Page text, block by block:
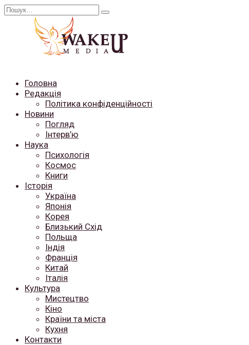
Перейти
Search
Головна
Редакція
Політика конфіденційності
Новини
Погляд
Інтерв’ю
Наука
Психологія
Космос
Книги
Історія
Україна
Японія
Корея
Близький Схід
Польща
Індія
Франція
Китай
Італія
Культура
Мистецтво
Кіно
Країни та міста
Кухня
Контакти